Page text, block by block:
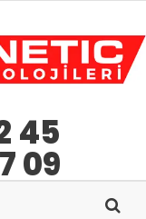
45
09